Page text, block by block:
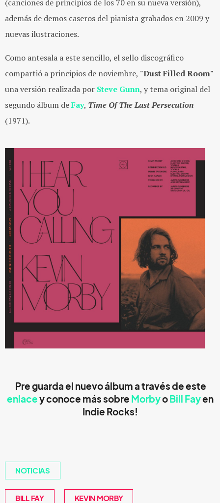
(canciones de principios de los 70 en su nueva versión),
además de demos caseros del pianista grabados en 2009 y
nuevas ilustraciones.
Como antesala a este sencillo, el sello discográfico
compartió a principios de noviembre, "Dust Filled Room"
una versión realizada por Steve Gunn, y tema original del
segundo álbum deFay, Time Of The Last Persecution
(1971).
Pre guarda el nuevo álbum a través de este
enlacey conoce más sobre Morbyo Bill Fayen
Indie Rocks!
NOTICIAS
BILL FAY KEVIN MORBY